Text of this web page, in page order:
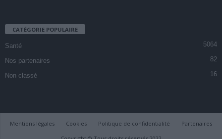
CATÉGORIE POPULAIRE
Santé 5064
Nos partenaires 82
Non classé 16
Mentions légales Cookies Politique de confidentialité
Partenaires